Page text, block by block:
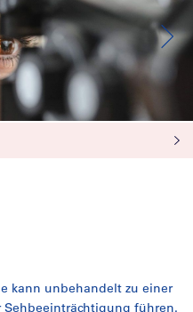
kann unbehandelt zu einer
führen.